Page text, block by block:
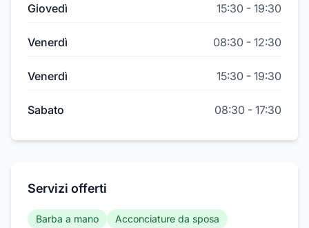
Giovedì 15:30 - 19:30
Venerdì 08:30 - 12:30
Venerdì 15:30 - 19:30
Sabato 08:30 - 17:30
Servizi offerti
Barba a mano Acconciature da sposa